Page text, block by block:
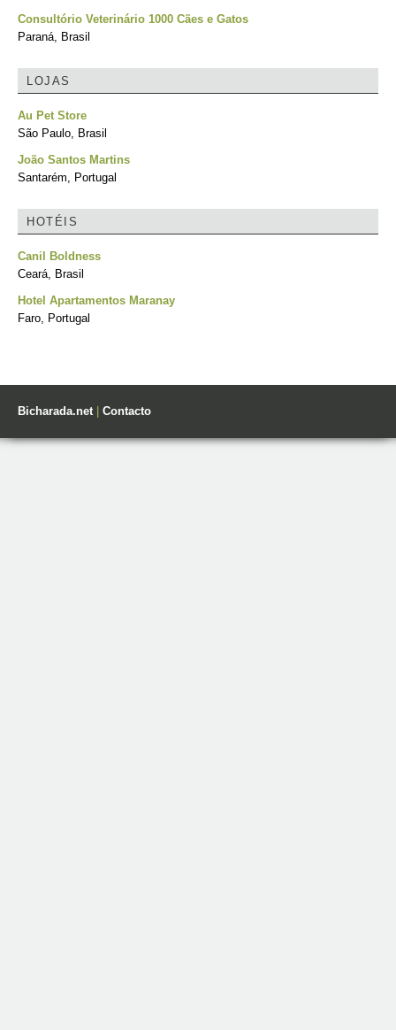
Consultório Veterinário 1000 Cães e Gatos
Paraná, Brasil
LOJAS
Au Pet Store
São Paulo, Brasil
João Santos Martins
Santarém, Portugal
HOTÉIS
Canil Boldness
Ceará, Brasil
Hotel Apartamentos Maranay
Faro, Portugal
Bicharada.net| Contacto